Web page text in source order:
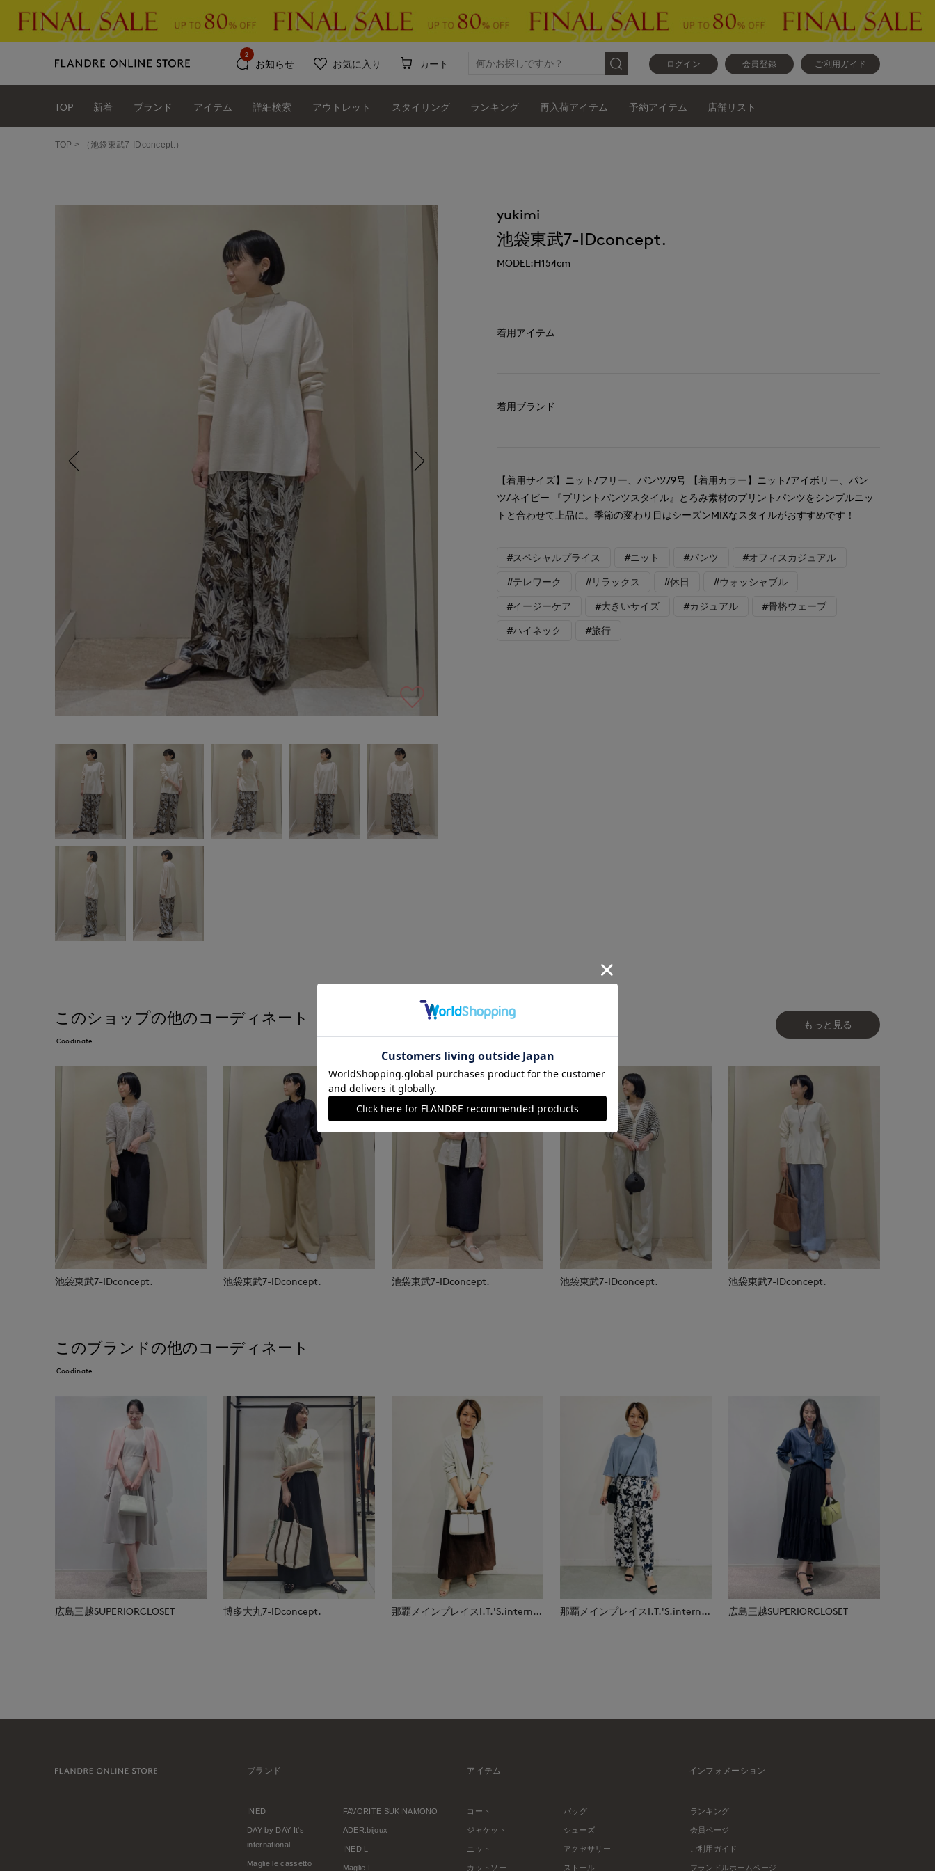
ログイン 会員登録 ご利用ガイド
お知らせ
2
お気に入り カート
TOP 新着 ブランド アイテム 詳細検索 アウトレット スタイリング ランキング 再入荷アイテム 予約アイテム 店舗リスト
TOP （池袋東武7-IDconcept.）
yukimi
池袋東武7-IDconcept.
MODEL:H154cm
着用アイテム
着用ブランド
【着用サイズ】ニット/フリー、パンツ/9号 【着用カラー】ニット/アイボリー、パン
ツ/ネイビー 『プリントパンツスタイル』とろみ素材のプリントパンツをシンプルニッ
トと合わせて上品に。季節の変わり目はシーズンMIXなスタイルがおすすめです！
#スペシャルプライス #ニット #パンツ #オフィスカジュアル
#テレワーク #リラックス #休日 #ウォッシャブル
#イージーケア #大きいサイズ #カジュアル #骨格ウェーブ
#ハイネック #旅行
このショップの他のコーディネート
Coodinate
もっと見る
池袋東武7-IDconcept. 池袋東武7-IDconcept. 池袋東武7-IDconcept. 池袋東武7-IDconcept. 池袋東武7-IDconcept.
このブランドの他のコーディネート
Coodinate
広島三越SUPERIORCLOSET 博多大丸7-IDconcept. 那覇メインプレイスI.T.'S.international 那覇メインプレイスI.T.'S.international 広島三越SUPERIORCLOSET
ブランド
INED
DAY by DAY It's
international
Maglie le cassetto
FAVORITE SUKINAMONO
ADER.bijoux
INED L
Maglie L
アイテム
コート
ジャケット
ニット
カットソー
バッグ
シューズ
アクセサリー
ストール
インフォメーション
ランキング
会員ページ
ご利用ガイド
フランドルホームページ